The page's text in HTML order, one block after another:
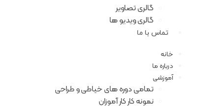
گالری تصاویر
گالری ویدیو ها
تماس با ما
خانه
درباره ما
آموزشی
تمامی دوره های خیاطی و طراحی
نمونه کار کار آموزان